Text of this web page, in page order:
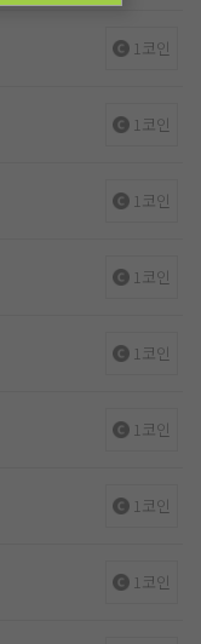
1코인
1코인
1코인
1코인
1코인
1코인
1코인
1코인